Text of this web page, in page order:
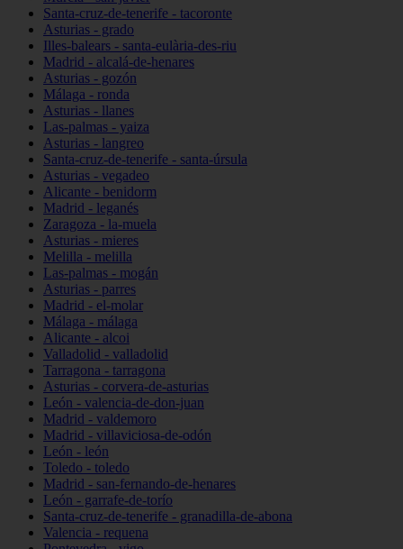
Santa-cruz-de-tenerife - tacoronte
Asturias - grado
Illes-balears - santa-eulària-des-riu
Madrid - alcalá-de-henares
Asturias - gozón
Málaga - ronda
Asturias - llanes
Las-palmas - yaiza
Asturias - langreo
Santa-cruz-de-tenerife - santa-úrsula
Asturias - vegadeo
Alicante - benidorm
Madrid - leganés
Zaragoza - la-muela
Asturias - mieres
Melilla - melilla
Las-palmas - mogán
Asturias - parres
Madrid - el-molar
Málaga - málaga
Alicante - alcoi
Valladolid - valladolid
Tarragona - tarragona
Asturias - corvera-de-asturias
León - valencia-de-don-juan
Madrid - valdemoro
Madrid - villaviciosa-de-odón
León - león
Toledo - toledo
Madrid - san-fernando-de-henares
León - garrafe-de-torío
Santa-cruz-de-tenerife - granadilla-de-abona
Valencia - requena